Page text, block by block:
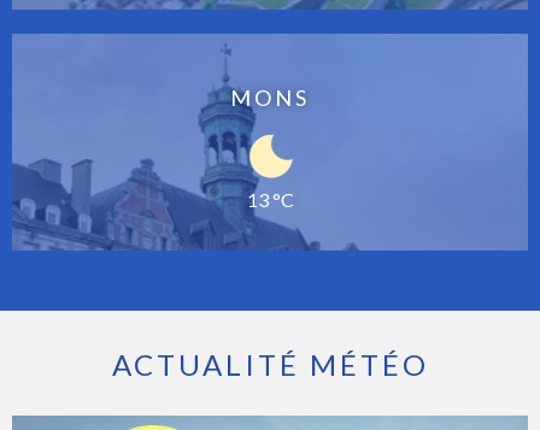
MONS
13 °C
ACTUALITÉ MÉTÉO